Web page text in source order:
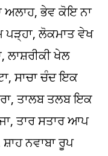
ਭੇਵ ਕੋਇ ਨਾ
ਪੜ੍ਹਾ, ਲੋਕਮਾਤ ਵੇਖ
ਲਾਸ਼ਰੀਕੀ ਖੇਲ
ਸਾਚਾ ਚੰਦ ਇਕ
ਤਾਲਬ ਤਲਬ ਇਕ
ਤਾਰ ਸਤਾਰ ਆਪ
ਨਵਾਬਾ ਰੂਪ